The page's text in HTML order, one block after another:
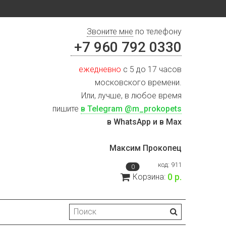
Звоните мне по телефону
+7 960 792 0330
ежедневно с 5 до 17 часов
московского времени.
Или, лучше, в любое время
пишите в Telegram @m_prokopets
в WhatsApp и в Max
Максим Прокопец
код: 911
0
Корзина: 0 р.